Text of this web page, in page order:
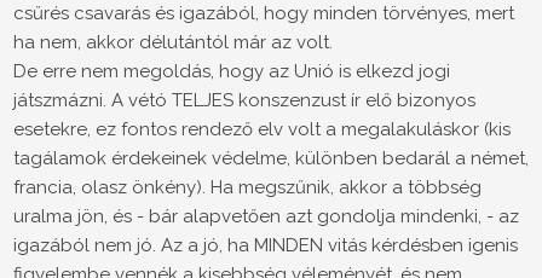
csűrés csavarás és igazából, hogy minden törvényes, mert
ha nem, akkor délutántól már az volt.
De erre nem megoldás, hogy az Unió is elkezd jogi
játszmázni. A vétó TELJES konszenzust ír elő bizonyos
esetekre, ez fontos rendező elv volt a megalakuláskor (kis
tagálamok érdekeinek védelme, különben bedarál a német,
francia, olasz önkény). Ha megszűnik, akkor a többség
uralma jön, és - bár alapvetően azt gondolja mindenki, - az
igazából nem jó. Az a jó, ha MINDEN vitás kérdésben igenis